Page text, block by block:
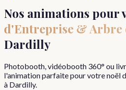
Nos animations pour
d'Entreprise & Arbre
Dardilly
Photobooth, vidéobooth 360° ou
l'animation parfaite pour votrenoël
à Dardilly.